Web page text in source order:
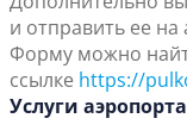
и отправить ее на
Форму можно
ссылке https://
Услуги аэропорта